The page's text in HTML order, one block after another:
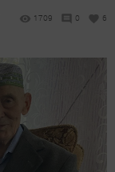
1709 0 6